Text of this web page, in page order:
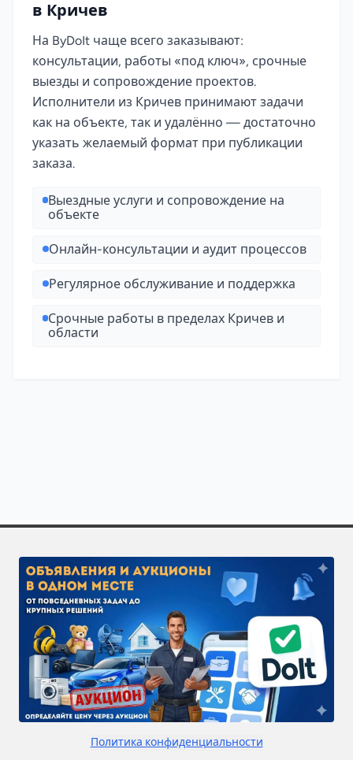
в Кричев
На ByDoIt чаще всего заказывают:
консультации, работы «под ключ», срочные
выезды и сопровождение проектов.
Исполнители из Кричев принимают задачи
как на объекте, так и удалённо — достаточно
указать желаемый формат при публикации
заказа.
Выездные услуги и сопровождение на
объекте
Онлайн-консультации и аудит процессов
Регулярное обслуживание и поддержка
Срочные работы в пределах Кричев и
области
Политика конфиденциальности